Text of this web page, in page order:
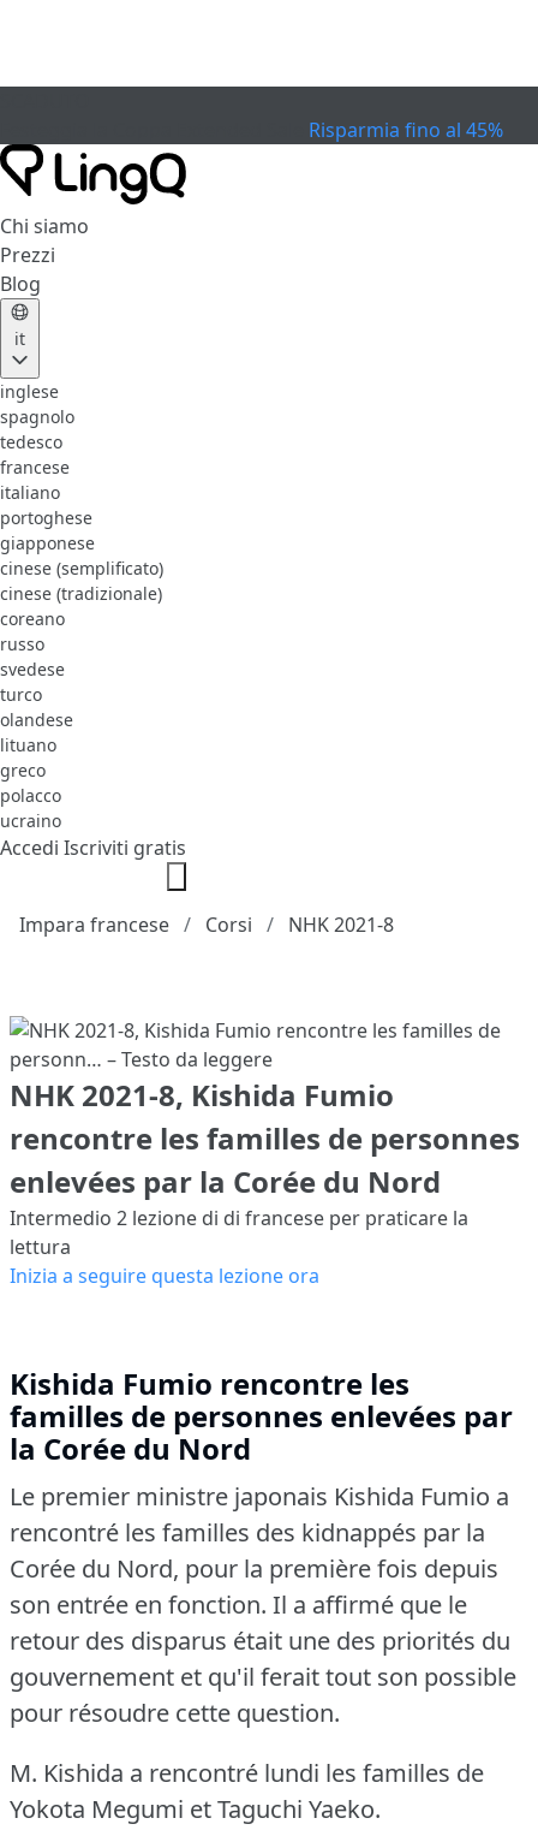
Risparmia fino al 45%
Chi siamo
Prezzi
Blog
it
inglese
spagnolo
tedesco
francese
italiano
portoghese
giapponese
cinese (semplificato)
cinese (tradizionale)
coreano
russo
svedese
turco
olandese
lituano
greco
polacco
ucraino
Accedi Iscriviti gratis
Impara francese Corsi NHK 2021-8
NHK 2021-8, Kishida Fumio
rencontre les familles de personnes
enlevées par la Corée du Nord
Intermedio 2 lezione di di francese per praticare la
lettura
Inizia a seguire questa lezione ora
Kishida Fumio rencontre les
familles de personnes enlevées par
la Corée du Nord
Le premier ministre japonais Kishida Fumio a
rencontré les familles des kidnappés par la
Corée du Nord, pour la première fois depuis
son entrée en fonction. Il a affirmé que le
retour des disparus était une des priorités du
gouvernement et qu'il ferait tout son possible
pour résoudre cette question.
M. Kishida a rencontré lundi les familles de
Yokota Megumi et Taguchi Yaeko.